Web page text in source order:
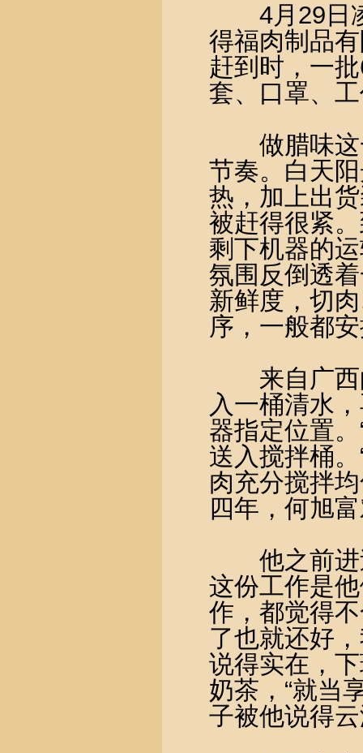
4月29日凌
得福肉制品
赶到时，一
套、口罩、
做腊味这
节奏。白天
热，加上出
被赶得很紧
剩下机器的
氛围反倒透
新鲜度，切
序，一般都
来自广西的
入一桶清水
器指定位置
送入搅拌桶
肉充分搅拌
四年，何旭
他之前进
这份工作是
作，都觉得
了也就还好
说得实在，
奶茶，“就当
子被他说得